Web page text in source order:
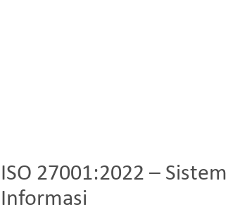
ISO 27001:2022 –
Informasi